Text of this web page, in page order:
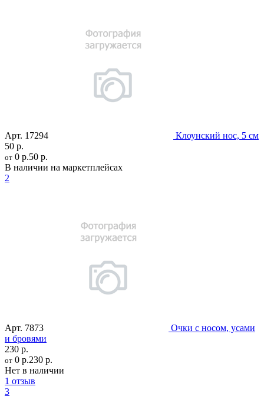
Арт. 17294
Клоунский нос, 5 см
50 р.
от 0 р.50 р.
В наличии на маркетплейсах
2
Арт. 7873
Очки с носом, усами
и бровями
230 р.
от 0 р.230 р.
Нет в наличии
1 отзыв
3